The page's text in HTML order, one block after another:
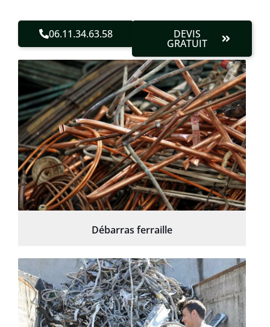
06.11.34.63.58 DEVIS
GRATUIT
Débarras ferraille